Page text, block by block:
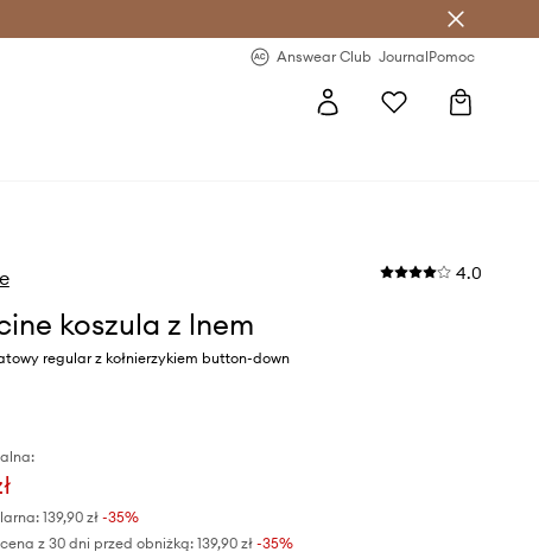
Answear Club JournalPomoc
4.0
koszula z lnem
regular z kołnierzykiem button-down
139,90 zł-35%
z 30 dni przed obniżką: 139,90 zł -35%